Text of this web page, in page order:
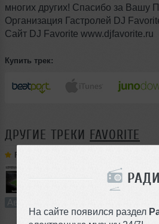
На сайте появился раздел
многих других! Спасибо за Вашу
Организация Гастролей DJ
Сайт DJ Favorite www.djfavorite.ru
Купить трек:
ДРУГИЕ ТРЕКИ FAVORITE
Favorite
Авторский трек